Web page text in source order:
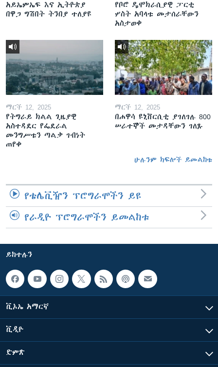
አይኤምኤፍ እና ኢትዮጵያ
በዋጋ ግሽበት ትንበያ ተለያዩ
የቦሮ ዴሞክራሲያዊ ፓርቲ
ሦስት አባላቱ መታሰራቸውን
አስታወቀ
ማርች 12, 2025
የትግራይ ክልል ጊዜያዊ
አስተዳደር የፌደራል
መንግሥቱን ጣልቃ ገብነት
ጠየቀ
ማርች 12, 2025
በሐዋሳ ዩኒቨርሲቲ ያገለገሉ 800
ሠራተኞች መታዳቸውን ገለጹ
ሁሉንም ክፍሎች ይመልከቱ
የቴሌቪዥን ፕሮግራሞችን ይዩ
የራዲዮ ፕሮግራሞችን ይመልከቱ
ይከተሉን
ቪኦኤ አማርኛ
ቪዲዮ
ድምጽ